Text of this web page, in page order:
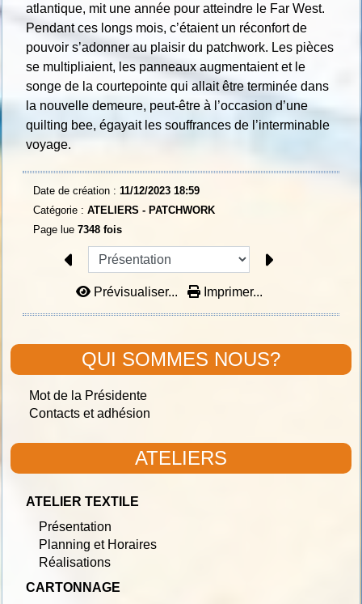
QUI SOMMES NOUS?
Mot de la Présidente
Contacts et adhésion
ATELIERS
ATELIER TEXTILE
Présentation
Planning et Horaires
Réalisations
CARTONNAGE
atlantique, mit une année pour atteindre le Far West.
Pendant ces longs mois, c’étaient un réconfort de
pouvoir s’adonner au plaisir du patchwork. Les pièces
se multipliaient, les panneaux augmentaient et le
songe de la courtepointe qui allait être terminée dans
la nouvelle demeure, peut-être à l’occasion d’une
quilting bee, égayait les souffrances de l’interminable
voyage.
Date de création : 11/12/2023 18:59
Catégorie : ATELIERS - PATCHWORK
Page lue 7348 fois
Prévisualiser... Imprimer...